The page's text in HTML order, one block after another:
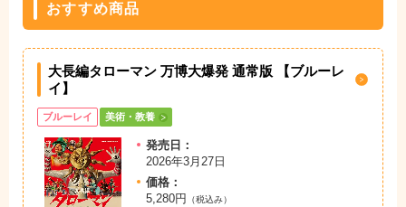
おすすめ商品
大長編タローマン 万博大爆発 通常版 【ブルーレ
イ】
ブルーレイ 美術・教養
発売日：
2026年3月27日
価格：
5,280円
（税込み）